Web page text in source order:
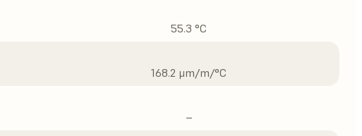
55.3 °C
168.2 μm/m/°C
–